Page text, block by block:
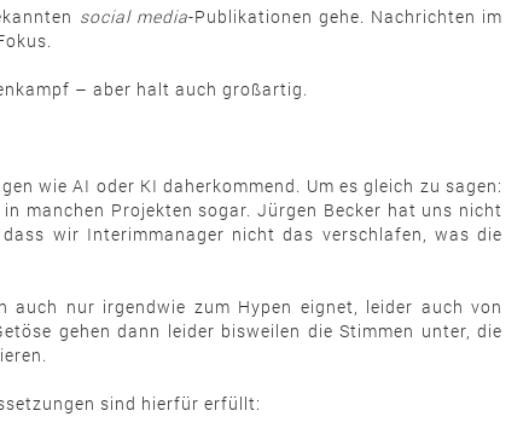
social media-Publikationen gehe. Nachrichten im
– aber halt auch großartig.
wie AI oder KI daherkommend. Um es gleich zu sagen:
manchen Projekten sogar. Jürgen Becker hat uns nicht
wir Interimmanager nicht das verschlafen, was die
nur irgendwie zum Hypen eignet, leider auch von
gehen dann leider bisweilen die Stimmen unter, die
sind hierfür erfüllt: